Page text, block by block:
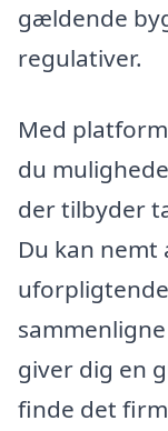
gældende
regulativer.
Med
du
der tilbyder
Du kan
giver dig en
finde det